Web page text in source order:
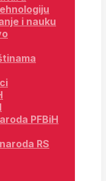
i nauku
PFBiH
RS